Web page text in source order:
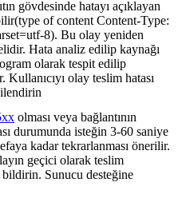
gövdesinde hatayı açıklayan
of content Content-Type:
8). Bu olay yeniden
Hata analiz edilip kaynağı
olarak tespit edilip
olay teslim hatası
olması veya bağlantının
durumunda isteğin 3-60 saniye
kadar tekrarlanması önerilir.
geçici olarak teslim
Sunucu desteğine